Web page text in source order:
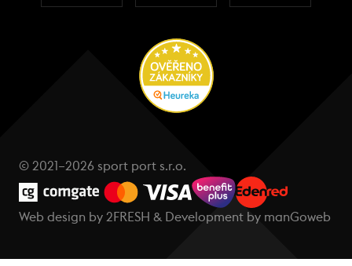
© 2021–2026 sport port s.r.o.
Web design by 2FRESH & Development by manGoweb